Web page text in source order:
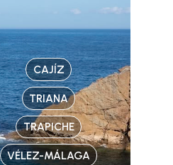
CAJÍZ
TRIANA
TRAPICHE
VÉLEZ-MÁLAGA